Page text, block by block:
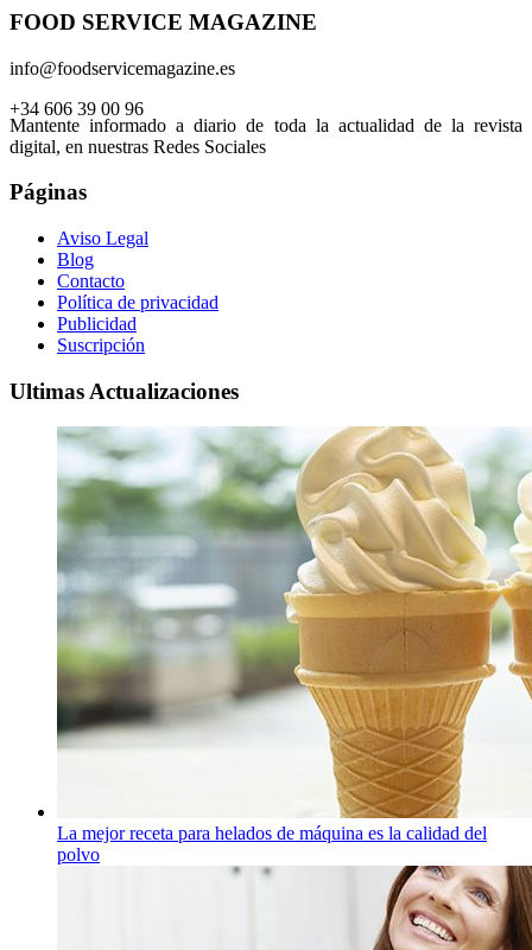
FOOD SERVICE MAGAZINE
info@foodservicemagazine.es
+34 606 39 00 96
Mantente informado a diario de toda la actualidad de la revista
digital, en nuestras Redes Sociales
Páginas
Aviso Legal
Blog
Contacto
Política de privacidad
Publicidad
Suscripción
Ultimas Actualizaciones
La mejor receta para helados de máquina es la calidad del
polvo